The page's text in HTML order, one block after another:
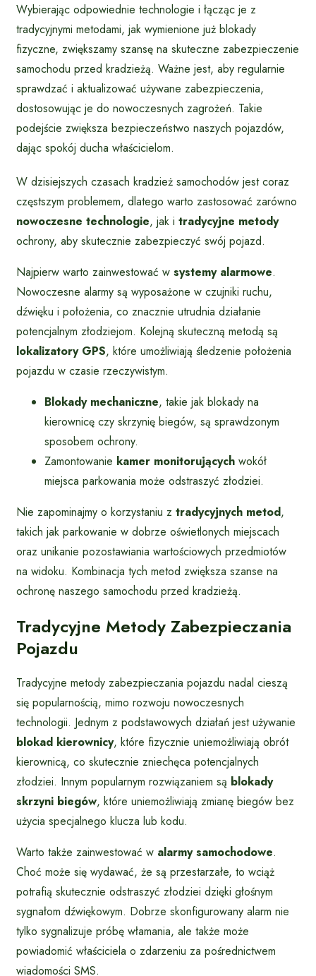
Wybierając odpowiednie technologie i łącząc je z
tradycyjnymi metodami, jak wymienione już blokady
fizyczne, zwiększamy szansę na skuteczne zabezpieczenie
samochodu przed kradzieżą. Ważne jest, aby regularnie
sprawdzać i aktualizować używane zabezpieczenia,
dostosowując je do nowoczesnych zagrożeń. Takie
podejście zwiększa bezpieczeństwo naszych pojazdów,
dając spokój ducha właścicielom.
W dzisiejszych czasach kradzież samochodów jest coraz
częstszym problemem, dlatego warto zastosować zarówno
nowoczesne technologie, jak i tradycyjne metody
ochrony, aby skutecznie zabezpieczyć swój pojazd.
Najpierw warto zainwestować w systemy alarmowe.
Nowoczesne alarmy są wyposażone w czujniki ruchu,
dźwięku i położenia, co znacznie utrudnia działanie
potencjalnym złodziejom. Kolejną skuteczną metodą są
lokalizatory GPS, które umożliwiają śledzenie położenia
pojazdu w czasie rzeczywistym.
Blokady mechaniczne, takie jak blokady na
kierownicę czy skrzynię biegów, są sprawdzonym
sposobem ochrony.
Zamontowanie kamer monitorujących wokół
miejsca parkowania może odstraszyć złodziei.
Nie zapominajmy o korzystaniu z tradycyjnych metod,
takich jak parkowanie w dobrze oświetlonych miejscach
oraz unikanie pozostawiania wartościowych przedmiotów
na widoku. Kombinacja tych metod zwiększa szanse na
ochronę naszego samochodu przed kradzieżą.
Tradycyjne Metody Zabezpieczania
Pojazdu
Tradycyjne metody zabezpieczania pojazdu nadal cieszą
się popularnością, mimo rozwoju nowoczesnych
technologii. Jednym z podstawowych działań jest używanie
blokad kierownicy, które fizycznie uniemożliwiają obrót
kierownicą, co skutecznie zniechęca potencjalnych
złodziei. Innym popularnym rozwiązaniem są blokady
skrzyni biegów, które uniemożliwiają zmianę biegów bez
użycia specjalnego klucza lub kodu.
Warto także zainwestować w alarmy samochodowe.
Choć może się wydawać, że są przestarzałe, to wciąż
potrafią skutecznie odstraszyć złodziei dzięki głośnym
sygnałom dźwiękowym. Dobrze skonfigurowany alarm nie
tylko sygnalizuje próbę włamania, ale także może
powiadomić właściciela o zdarzeniu za pośrednictwem
wiadomości SMS.